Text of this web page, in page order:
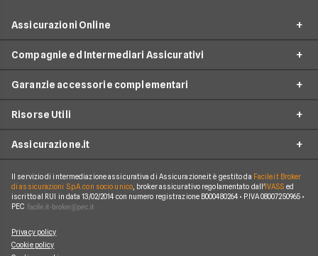
Assicurazioni Online
RC Auto
RC Moto
Assicurazione Ciclomotore
Assicurazione Casa
Polizza Vita
Polizza Animali Domestici
Compagnie ed Intermediari Assicurativi
Allianz Direct
Prima.it
Linear
Genertel
Genialclick
Quixa
Garanzie accessorie complementari
Infortuni conducente
Tutela legale
Eventi atmosferici e naturali
Risorse Utili
Guide
Glossario
Blog
Assicurazione.it
Chi Siamo
Come funziona Assicurazione.it
Reclami
Lavora con Noi
Il servizio di intermediazione assicurativa di Assicurazione.it è gestito da Facile.it Broker
di assicurazioni S.p.A. con socio unico, broker assicurativo regolamentato dall' IVASS ed
iscritto al RUI in data 13/02/2014 con numero registrazione B000480264 • P.IVA 08007250965 •
PEC
Privacy policy
Cookie policy